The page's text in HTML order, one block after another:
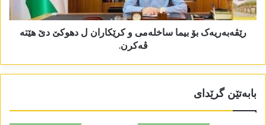
رێڤەبەریەک بۆ بیما ساخلەمی و کرێکاران ل دھوکێ دێ ھێتە
ڤەکرن.
بابەتێن گرێدای